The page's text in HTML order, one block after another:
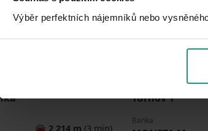
Výběr perfektních nájemníků nebo
©
Turnov 1
🚘 2 214 m (3 min)
Banka